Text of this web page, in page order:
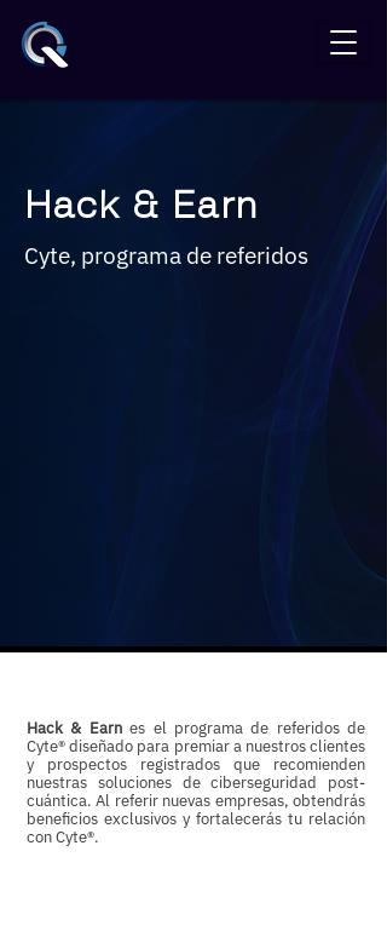
Hack & Earn
Cyte, programa de referidos
Hack & Earnes el programa de referidos de
Cyte® diseñado para premiar a nuestros clientes
y prospectos registrados que recomienden
nuestras soluciones de ciberseguridad post-
cuántica. Al referir nuevas empresas, obtendrás
beneficios exclusivos y fortalecerás tu relación
con Cyte®.